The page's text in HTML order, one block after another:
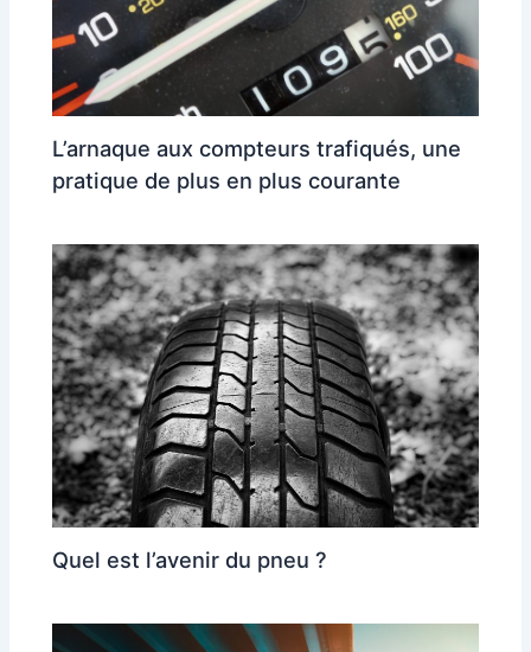
L’arnaque aux compteurs trafiqués, une
pratique de plus en plus courante
Quel est l’avenir du pneu ?